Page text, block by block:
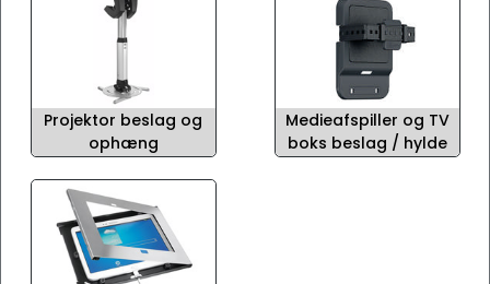
Projektor beslag og
ophæng
Medieafspiller og TV
boks beslag / hylde